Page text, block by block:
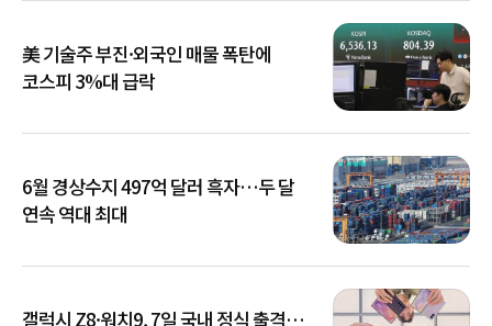
美 기술주 부진·외국인 매물 폭탄에
코스피 3%대 급락
6월 경상수지 497억 달러 흑자…두 달
연속 역대 최대
갤럭시 Z8·워치9, 7일 국내 정식 출격…